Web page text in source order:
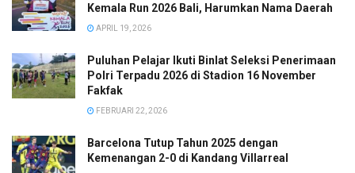
Kemala Run 2026 Bali, Harumkan Nama Daerah
APRIL 19, 2026
Puluhan Pelajar Ikuti Binlat Seleksi Penerimaan
Polri Terpadu 2026 di Stadion 16 November
Fakfak
FEBRUARI 22, 2026
Barcelona Tutup Tahun 2025 dengan
Kemenangan 2-0 di Kandang Villarreal